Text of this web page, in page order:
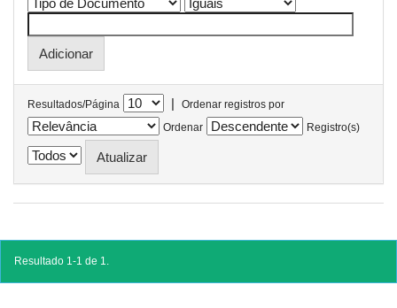
Resultados/Página |
Ordenar registros por
Ordenar
Registro(s)
Resultado 1-1 de 1.